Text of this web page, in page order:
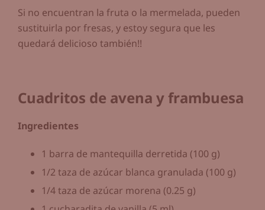
Si no encuentran la fruta o la mermelada, pueden
sustituirla por fresas, y estoy segura que les
quedará delicioso también!!
Cuadritos de avena y frambuesa
Ingredientes
1 barra de mantequilla derretida (100 g)
1/2 taza de azúcar blanca granulada (100 g)
1/4 taza de azúcar morena (0.25 g)